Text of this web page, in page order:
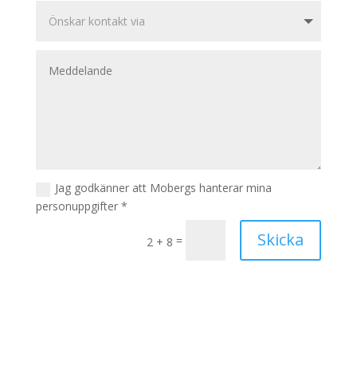
Jag godkänner att Mobergs hanterar mina
personuppgifter *
2 + 8 = Skicka